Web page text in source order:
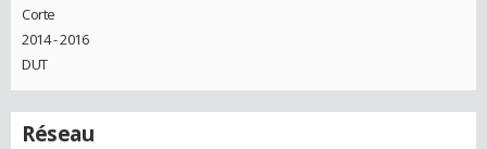
Corte
2014 - 2016
DUT
Réseau